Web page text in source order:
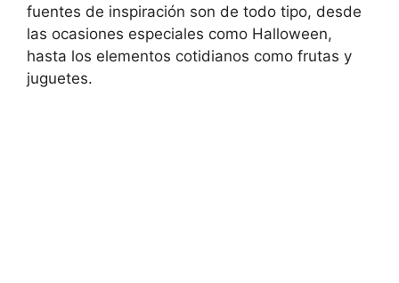
fuentes de inspiración son de todo tipo, desde
las ocasiones especiales como Halloween,
hasta los elementos cotidianos como frutas y
juguetes.